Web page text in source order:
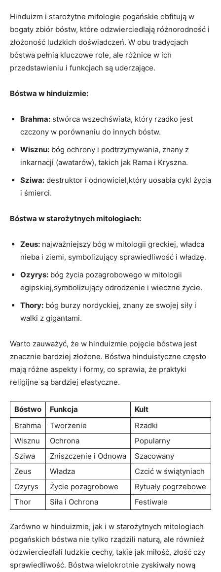
Hinduizm i starożytne mitologie pogańskie obfitują w
bogaty zbiór bóstw, które odzwierciedlają różnorodność i
złożoność ludzkich doświadczeń. W obu tradycjach
bóstwa pełnią kluczowe role, ale różnice w ich
przedstawieniu i funkcjach są uderzające.
Bóstwa w hinduizmie:
Brahma: stwórca wszechświata, który rzadko jest
czczony w porównaniu do innych bóstw.
Wisznu: bóg ochrony i podtrzymywania, znany z
inkarnacji (awatarów), takich jak Rama i Kryszna.
Sziwa: destruktor i odnowiciel,który uosabia cykl życia
i śmierci.
Bóstwa w starożytnych mitologiach:
Zeus: najważniejszy bóg w mitologii greckiej, władca
nieba i ziemi, symbolizujący sprawiedliwość i władzę.
Ozyrys: bóg życia pozagrobowego w mitologii
egipskiej,symbolizujący odrodzenie i wieczne życie.
Thory: bóg burzy nordyckiej, znany ze swojej siły i
walki z gigantami.
Warto zauważyć, że w hinduizmie pojęcie bóstwa jest
znacznie bardziej złożone. Bóstwa hinduistyczne często
mają różne aspekty i formy, co sprawia, że praktyki
religijne są bardziej elastyczne.
Bóstwo Funkcja
Kult
Brahma
Tworzenie
Rzadki
Wisznu
Ochrona
Popularny
Sziwa
Zniszczenie i Odnowa
Szacowany
Zeus
Władza
Czcić w świątyniach
Ozyrys
Życie pozagrobowe
Rytuały pogrzebowe
Thor
Siła i Ochrona Festiwale
Zarówno w hinduizmie, jak i w starożytnych mitologiach
pogańskich bóstwa nie tylko rządzili naturą, ale również
odzwierciedlali ludzkie cechy, takie jak miłość, złość czy
sprawiedliwość. Bóstwa wielokrotnie zyskiwały nową